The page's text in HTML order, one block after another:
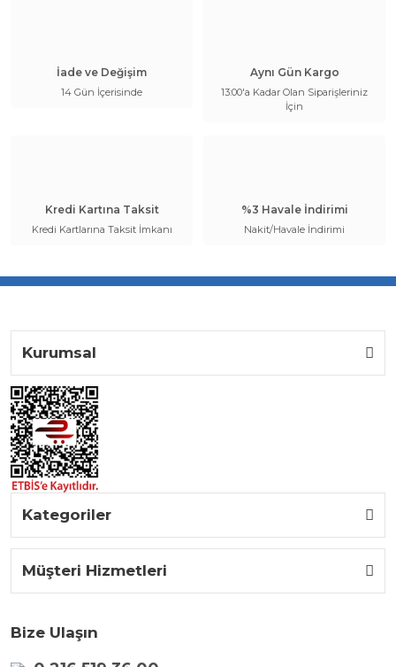
İade ve Değişim
14 Gün İçerisinde
Aynı Gün Kargo
13:00'a Kadar Olan Siparişleriniz
İçin
Kredi Kartına Taksit
Kredi Kartlarına Taksit İmkanı
%3 Havale İndirimi
Nakit/Havale İndirimi
Kurumsal
Kategoriler
Müşteri Hizmetleri
Bize Ulaşın